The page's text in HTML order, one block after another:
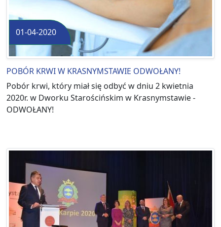
01-04-2020
POBÓR KRWI W KRASNYMSTAWIE ODWOŁANY!
Pobór krwi, który miał się odbyć w dniu 2 kwietnia
2020r. w Dworku Starościńskim w Krasnymstawie -
ODWOŁANY!